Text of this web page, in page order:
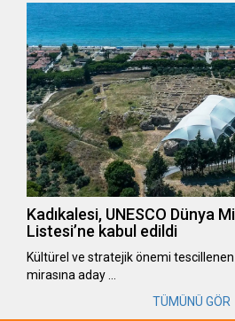
Kadıkalesi, UNESCO Dünya
Listesi’ne kabul edildi
Kültürel ve stratejik önemi tescillenen
mirasına aday …
TÜMÜNÜ GÖR